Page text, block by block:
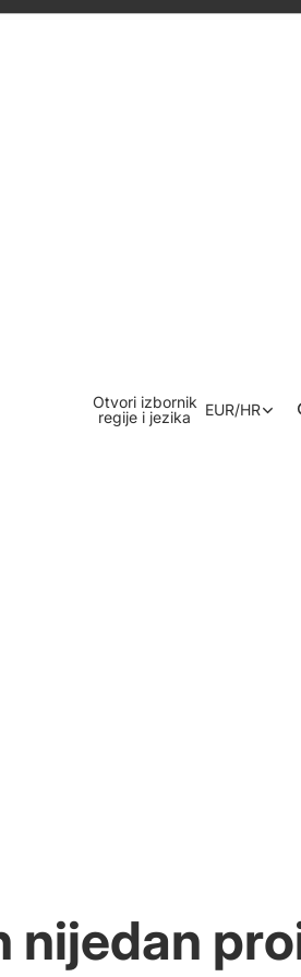
Otvori izbornik
regije i jezika
EUR/HR
nijedan